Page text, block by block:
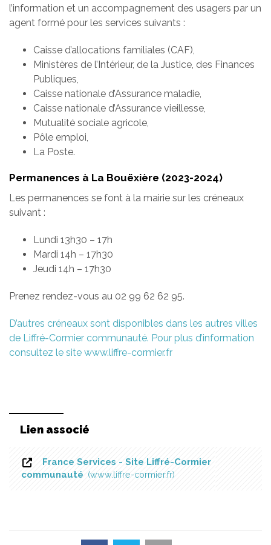
l’information et un accompagnement des usagers par un
agent formé pour les services suivants :
Caisse d’allocations familiales (CAF),
Ministères de l’Intérieur, de la Justice, des Finances
Publiques,
Caisse nationale d’Assurance maladie,
Caisse nationale d’Assurance vieillesse,
Mutualité sociale agricole,
Pôle emploi,
La Poste.
Permanences à La Bouëxière (2023-2024)
Les permanences se font à la mairie sur les créneaux
suivant :
Lundi 13h30 – 17h
Mardi 14h – 17h30
Jeudi 14h – 17h30
Prenez rendez-vous au 02 99 62 62 95.
D’autres créneaux sont disponibles dans les autres villes
de Liffré-Cormier communauté. Pour plus d’information
consultez le site www.liffre-cormier.fr
Lien associé
France Services - Site Liffré-Cormier
communauté
www.liffre-cormier.fr